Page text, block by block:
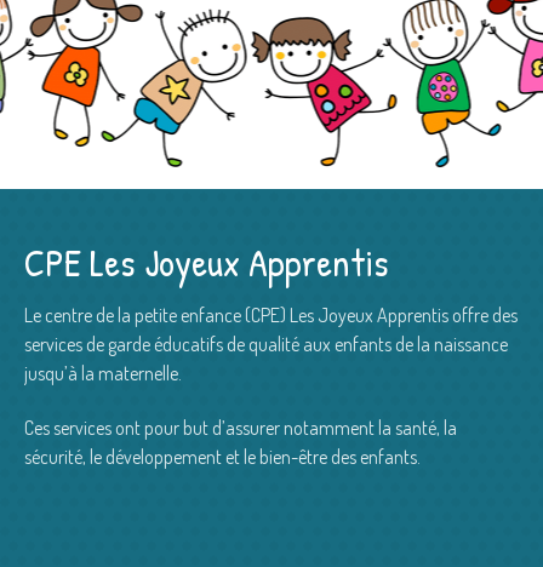
CPE Les Joyeux Apprentis
Le centre de la petite enfance (CPE) Les Joyeux Apprentis offre des
services de garde éducatifs de qualité aux enfants de la naissance
jusqu’à la maternelle.
Ces services ont pour but d’assurer notamment la santé, la
sécurité, le développement et le bien-être des enfants.